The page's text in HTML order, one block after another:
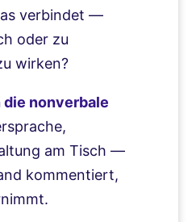
verbindet —
oder zu
wirken?
nonverbale
am Tisch —
kommentiert,